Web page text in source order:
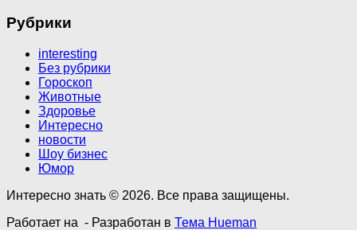
Рубрики
interesting
Без рубрики
Гороскоп
Животные
Здоровье
Интересно
новости
Шоу бизнес
Юмор
Интересно знать © 2026. Все права защищены.
Работает на - Разработан в Тема Hueman